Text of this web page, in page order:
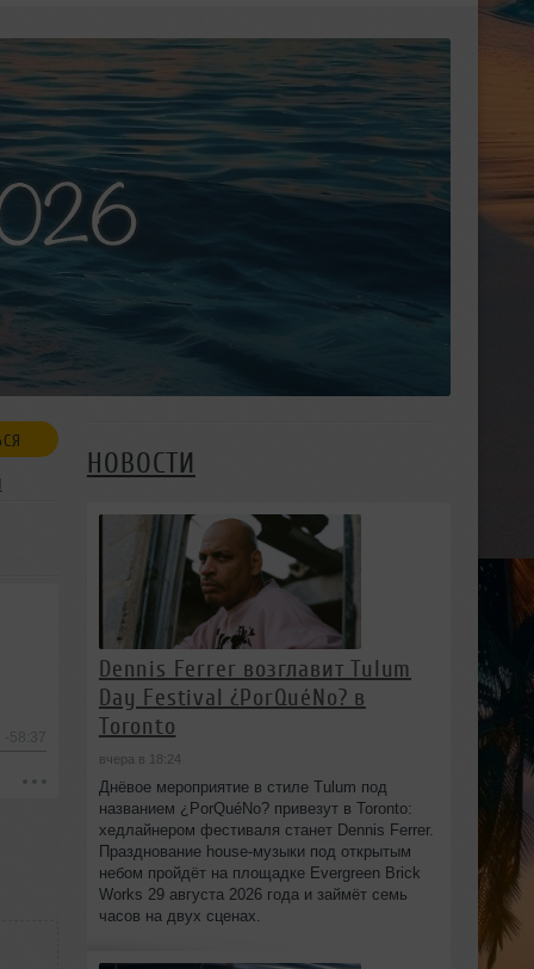
-58:37
НОВОСТИ
Dennis Ferrer возглавит Tulum
Day Festival ¿PorQuéNo? в
Toronto
вчера в 18:24
Днёвое мероприятие в стиле Tulum под
названием ¿PorQuéNo? привезут в Toronto:
хедлайнером фестиваля станет Dennis Ferrer.
Празднование house-музыки под открытым
небом пройдёт на площадке Evergreen Brick
Works 29 августа 2026 года и займёт семь
часов на двух сценах.